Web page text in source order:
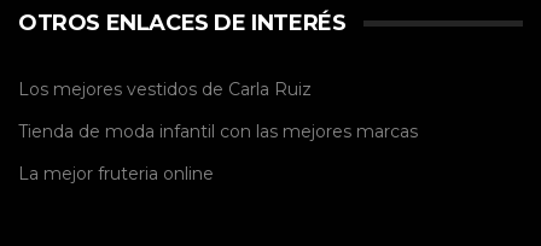
OTROS ENLACES DE INTERÉS
Los mejores vestidos de Carla Ruiz
Tienda de moda infantil con las mejores marcas
La mejor fruteria online